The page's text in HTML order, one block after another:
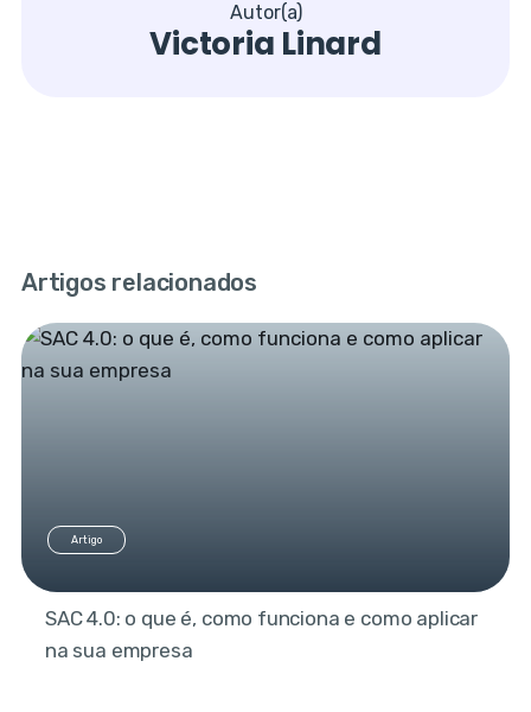
Autor(a)
Victoria Linard
Artigos relacionados
Artigo
SAC 4.0: o que é, como funciona e como aplicar
na sua empresa